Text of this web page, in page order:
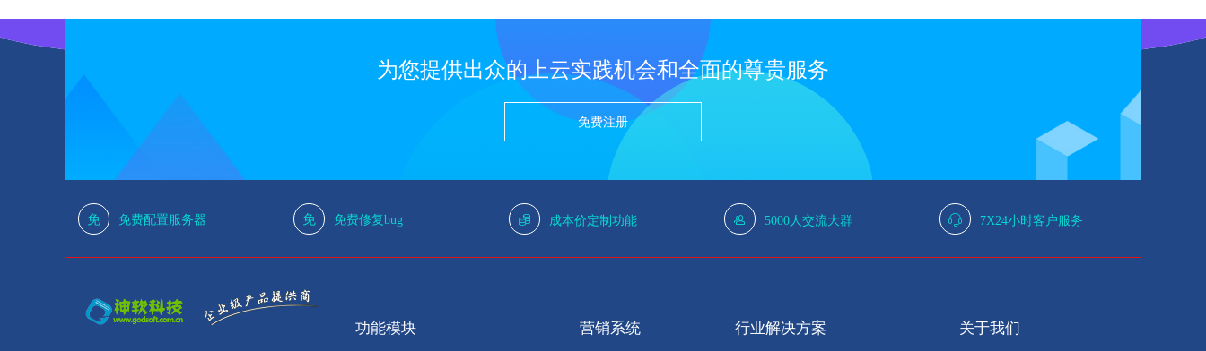
为您提供出众的上云实践机会和全面的尊贵服务
免费注册
免 免费配置服务器 免 免费修复bug 成本价定制功能 5000人交流大群 7X24小时客户服务
功能模块 营销系统 行业解决方案 关于我们